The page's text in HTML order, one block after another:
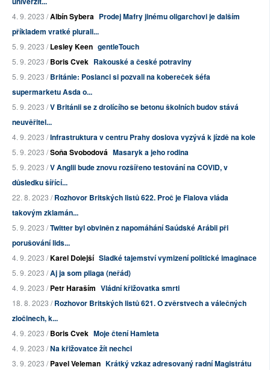
4. 9. 2023 /Albín Sybera Prodej Mafry jinému oligarchovi je dalším
příkladem vratké plurali...
5. 9. 2023 /Lesley Keen gentleTouch
5. 9. 2023 /Boris Cvek Rakouské a české potraviny
5. 9. 2023 /Británie: Poslanci si pozvali na kobereček šéfa
supermarketu Asda o...
5. 9. 2023 /V Británii se z drolícího se betonu školních budov stává
neuvěřitel...
4. 9. 2023 /Infrastruktura v centru Prahy doslova vyzývá k jízdě na kole
5. 9. 2023 /Soňa Svobodová Masaryk a jeho rodina
5. 9. 2023 /V Anglii bude znovu rozšířeno testování na COVID, v
důsledku šířící...
22. 8. 2023 /Rozhovor Britských listů 622. Proč je Fialova vláda
takovým zklamán...
5. 9. 2023 /Twitter byl obviněn z napomáhání Saúdské Arábii při
porušování lids...
4. 9. 2023 /Karel Dolejší Sladké tajemství vymizení politické imaginace
5. 9. 2023 /Aj ja som pliaga (neřád)
4. 9. 2023 /Petr Haraším Vládní křižovatka smrti
18. 8. 2023 /Rozhovor Britských listů 621. O zvěrstvech a válečných
zločinech, k...
4. 9. 2023 /Boris Cvek Moje čtení Hamleta
4. 9. 2023 /Na křižovatce žít nechci
3. 9. 2023 /Pavel Veleman Krátký vzkaz adresovaný radní Magistrátu